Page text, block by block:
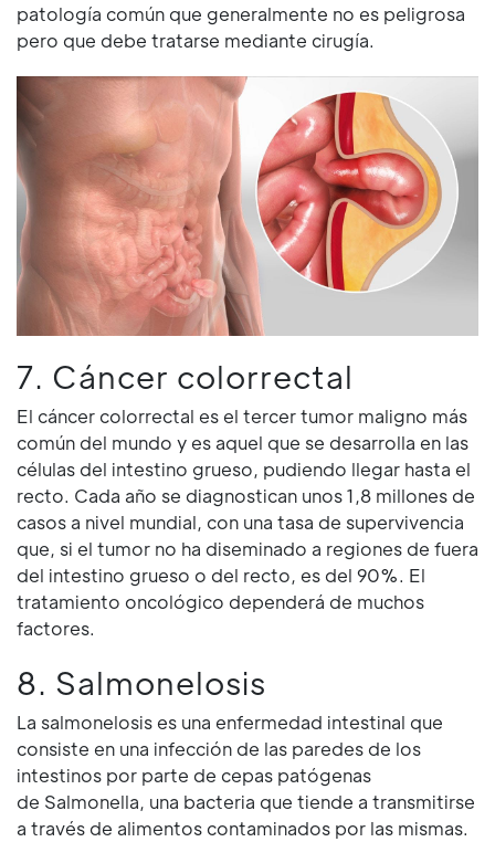
patología común que generalmente no es peligrosa
pero que debe tratarse mediante cirugía.
7. Cáncer colorrectal
El cáncer colorrectal es el tercer tumor maligno más
común del mundo y es aquel que se desarrolla en las
células del intestino grueso, pudiendo llegar hasta el
recto. Cada año se diagnostican unos 1,8 millones de
casos a nivel mundial, con una tasa de supervivencia
que, si el tumor no ha diseminado a regiones de fuera
del intestino grueso o del recto, es del 90%. El
tratamiento oncológico dependerá de muchos
factores.
8. Salmonelosis
La salmonelosis es una enfermedad intestinal que
consiste en una infección de las paredes de los
intestinos por parte de cepas patógenas
de Salmonella, una bacteria que tiende a transmitirse
a través de alimentos contaminados por las mismas.